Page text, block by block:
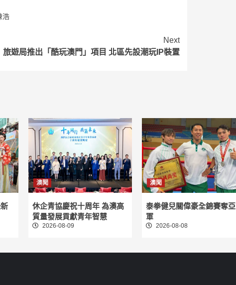
浩
Next
旅遊局推出「酷玩澳門」項目 北區先設潮玩IP裝置
澳聞
休企青協慶祝十周年 為澳高
質量發展貢獻青年智慧
2026-08-09
澳聞
泰拳健兒關偉豪全錦賽奪亞
軍
2026-08-08